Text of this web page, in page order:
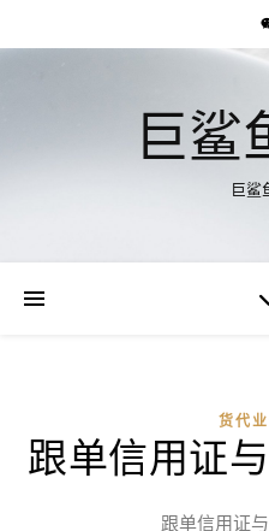
巨鲨
巨鲨
货代
跟单信用证
跟单信用证